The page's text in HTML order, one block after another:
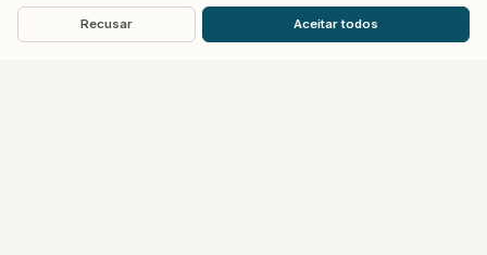
Com Strahovski no papel de rainha, a teoria mais
forte entre a comunidade é que Neill esteja
Recusar Aceitar todos